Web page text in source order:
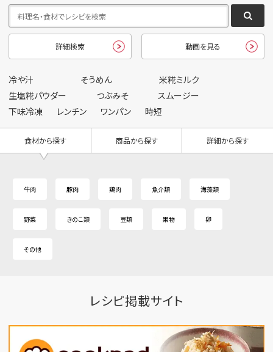
詳細検索 動画を見る
冷や汁 そうめん
米糀ミルク
生塩糀パウダー
つぶみそ
スムージー
下味冷凍
レンチン ワンパン 時短
食材から探す 商品から探す 詳細から探す
牛肉 豚肉 鶏肉 魚介類 海藻類
野菜 きのこ類 豆類 果物 卵
その他
レシピ掲載サイト